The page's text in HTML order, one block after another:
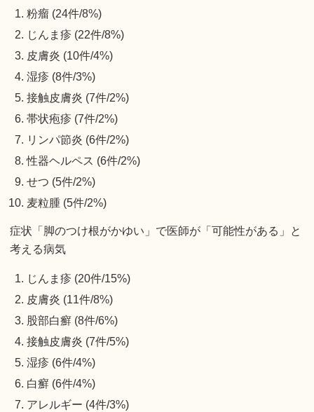
粉瘤 (24件/8%)
じんま疹 (22件/8%)
皮膚炎 (10件/4%)
湿疹 (8件/3%)
接触皮膚炎 (7件/2%)
帯状疱疹 (7件/2%)
リンパ節炎 (6件/2%)
性器ヘルペス (6件/2%)
せつ (5件/2%)
麦粒腫 (5件/2%)
症状「脚のつけ根がかゆい」で医師が「可能性がある」と
考える病気
じんま疹 (20件/15%)
皮膚炎 (11件/8%)
股部白癬 (8件/6%)
接触皮膚炎 (7件/5%)
湿疹 (6件/4%)
白癬 (6件/4%)
アレルギー (4件/3%)